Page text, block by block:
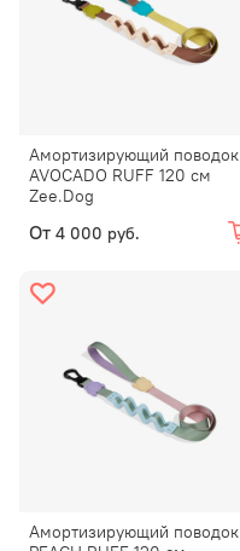
Амортизирующий поводок
AVOCADO RUFF 120 см
Zee.Dog
От 4 000 руб.
Амортизирующий поводок